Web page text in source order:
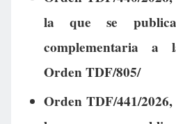
la que se
complementaria
Orden TDF/805/
Orden TDF/441/